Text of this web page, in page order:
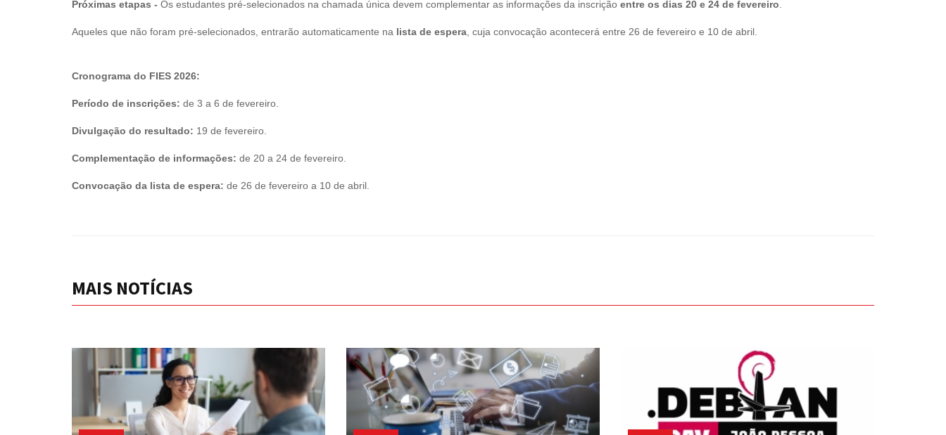
Próximas etapas - Os estudantes pré-selecionados na chamada única devem complementar as informações da inscrição entre os dias 20 e 24 de fevereiro
Aqueles que não foram pré-selecionados, entrarão automaticamente na lista de espera , cuja convocação acontecerá entre 26 de fevereiro e 10 de abril.
Cronograma do FIES 2026:
Período de inscrições: de 3 a 6 de fevereiro.
Divulgação do resultado: 19 de fevereiro.
Complementação de informações: de 20 a 24 de fevereiro.
Convocação da lista de espera: de 26 de fevereiro a 10 de abril.
MAIS NOTÍCIAS